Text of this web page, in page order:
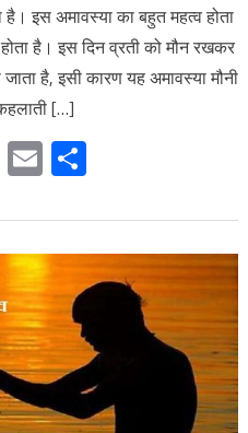
है। इस अमावस्या का बहुत महत्व होता
है। इस दिन व्रती को मौन रखकर
है, इसी कारण यह अमावस्या मौनी
[…]
Mastodon
Email